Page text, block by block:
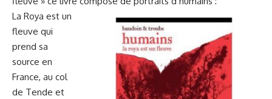
La Roya est un
fleuve qui
prend sa
source en
France, au col
de Tende et